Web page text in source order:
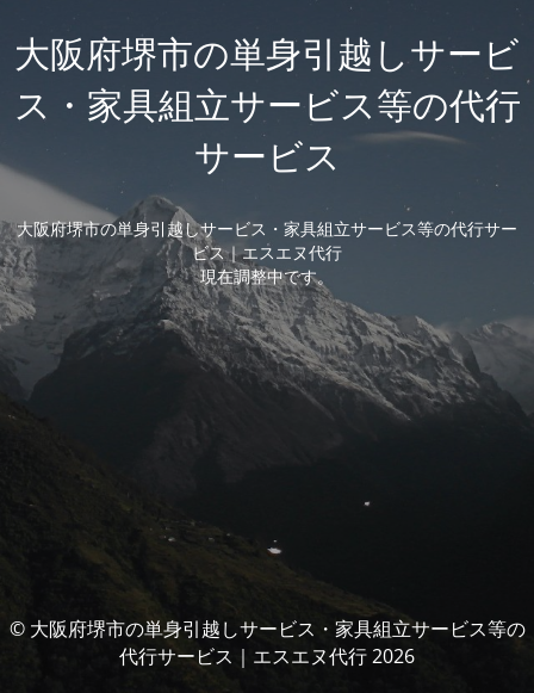
大阪府堺市の単身引越しサービ
ス・家具組立サービス等の代行
サービス
大阪府堺市の単身引越しサービス・家具組立サービス等の代行サー
ビス｜エスエヌ代行
現在調整中です。
© 大阪府堺市の単身引越しサービス・家具組立サービス等の
代行サービス｜エスエヌ代行 2026